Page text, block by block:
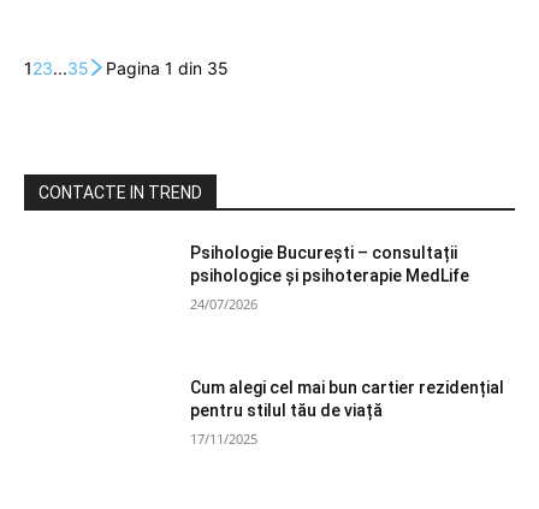
123...35 Pagina 1 din 35
CONTACTE IN TREND
Psihologie București – consultații
psihologice și psihoterapie MedLife
24/07/2026
Cum alegi cel mai bun cartier rezidențial
pentru stilul tău de viață
17/11/2025